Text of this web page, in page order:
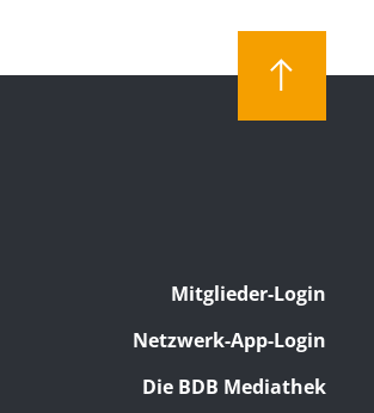
Mitglieder-Login
Netzwerk-App-Login
Die BDB Mediathek